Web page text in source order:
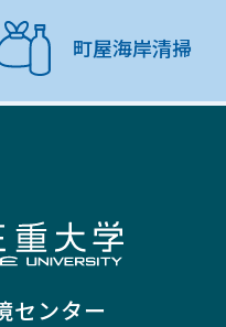
町屋海岸清掃
センター